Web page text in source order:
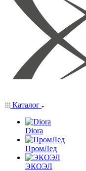
Каталог
Diora
ПромЛед
ЭКОЭЛ